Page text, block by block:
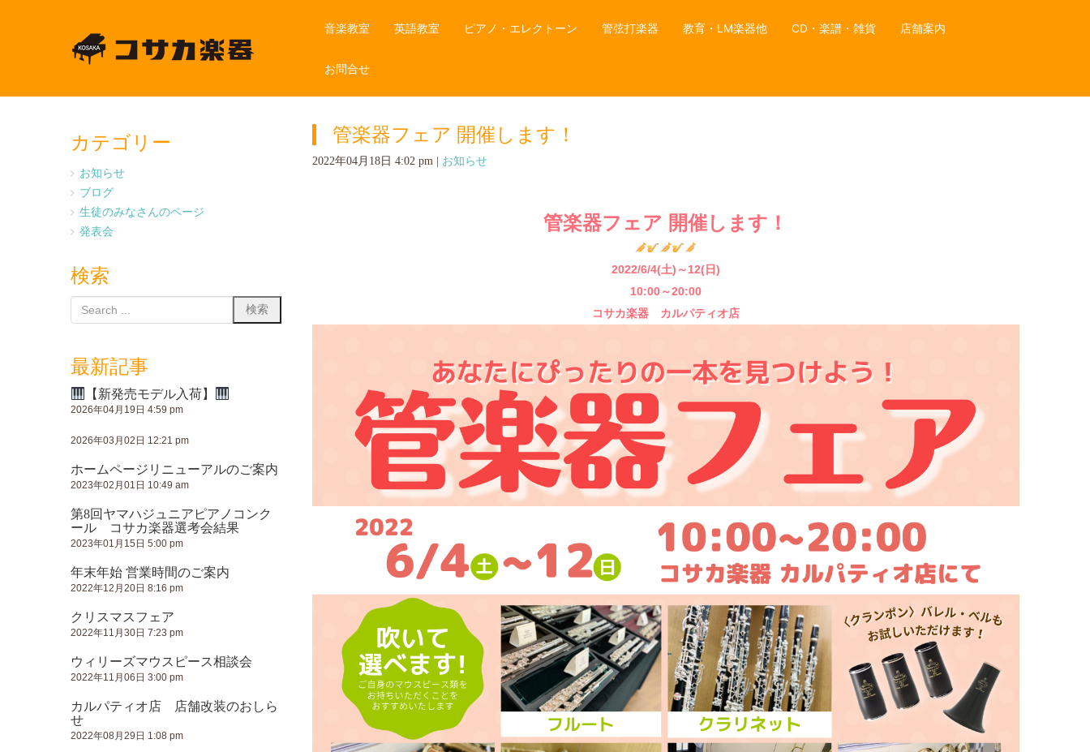
音楽教室 英語教室 ピアノ・エレクトーン 管弦打楽器 教育・LM楽器他 CD・楽譜・雑貨 店舗案内
お問合せ
管楽器フェア 開催します！
2022年04月18日 4:02 pm| お知らせ
管楽器フェア 開催します！
2022/6/4(土)～12(日)
10:00～20:00
コサカ楽器 カルパティオ店
カテゴリー
お知らせ
ブログ
生徒のみなさんのページ
発表会
検索
最新記事
【新発売モデル入荷】
2026年04月19日 4:59 pm
2026年03月02日 12:21 pm
ホームページリニューアルのご案内
2023年02月01日 10:49 am
第8回ヤマハジュニアピアノコンク
ール コサカ楽器選考会結果
2023年01月15日 5:00 pm
年末年始 営業時間のご案内
2022年12月20日 8:16 pm
クリスマスフェア
2022年11月30日 7:23 pm
ウィリーズマウスピース相談会
2022年11月06日 3:00 pm
カルパティオ店 店舗改装のおしら
せ
2022年08月29日 1:08 pm